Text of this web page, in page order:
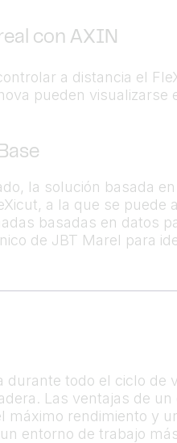
con AXIN
a distancia el
pueden
la solución basada
a la que se
basadas en datos
de JBT Marel para
durante todo el ciclo
Las ventajas de
máximo rendimiento y
entorno de trabajo